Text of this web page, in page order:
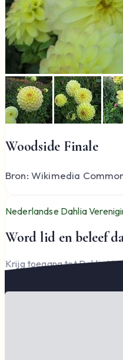
Woodside Finale
Bron: Wikimedia
Nederlandse Dahlia
Word lid en beleef
Krijg toegang tot Dahlia